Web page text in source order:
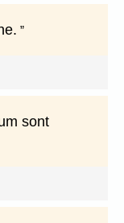
sont